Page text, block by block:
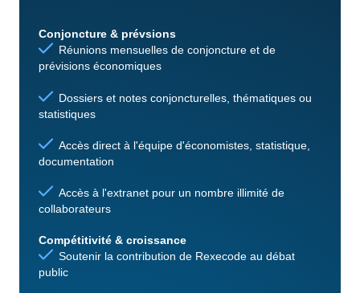
Conjoncture & prévsions
Réunions mensuelles de conjoncture et de
prévisions économiques
Dossiers et notes conjoncturelles, thématiques ou
statistiques
Accès direct à l'équipe d'économistes, statistique,
documentation
Accès à l'extranet pour un nombre illimité de
collaborateurs
Compétitivité & croissance
Soutenir la contribution de Rexecode au débat
public